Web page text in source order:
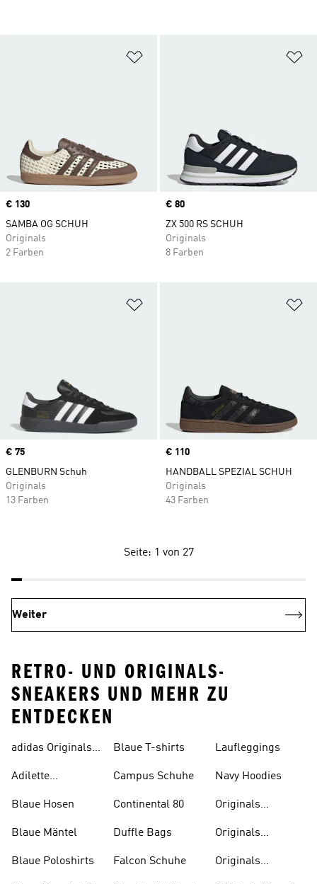
Price
€ 130
SAMBA OG SCHUH
Originals
2 Farben
Price
€ 80
ZX 500 RS SCHUH
Originals
8 Farben
Price
€ 75
GLENBURN Schuh
Originals
13 Farben
Price
€ 110
HANDBALL SPEZIAL SCHUH
Originals
43 Farben
Seite: 1 von 27
Weiter
RETRO- UND ORIGINALS-
SNEAKERS UND MEHR ZU
ENTDECKEN
adidas Originals
Adilette
Blaue Hosen
Blaue Mäntel
Blaue Poloshirts
Blaue T-shirts
Campus Schuhe
Continental 80
Duffle Bags
Falcon Schuhe
Laufleggings
Navy Hoodies
Originals
Originals
Originals